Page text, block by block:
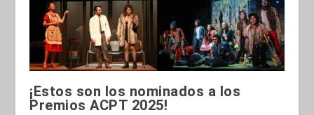
¡Estos son los nominados a los
Premios ACPT 2025!